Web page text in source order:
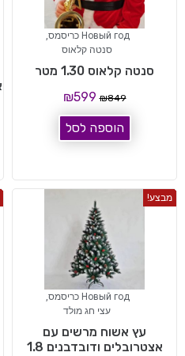
Новый год כריסמס
,
סנטה קלאוס
סנטה קלאוס 1.30 מטר
₪849
₪599
הוספה לסל
מבצע!
Новый год כריסמס
,
עצי חג מולד
עץ אשוח מרשים עם
אצטרובלים ודובדבנים 1.8